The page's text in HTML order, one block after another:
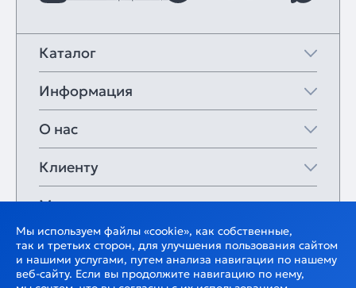
Каталог
Информация
О нас
Клиенту
Мои закладки
Мы используем файлы «cookie», как собственные,
так и третьих сторон, для улучшения пользования сайтом
и нашими услугами, путем анализа навигации по нашему
веб-сайту. Если вы продолжите навигацию по нему,